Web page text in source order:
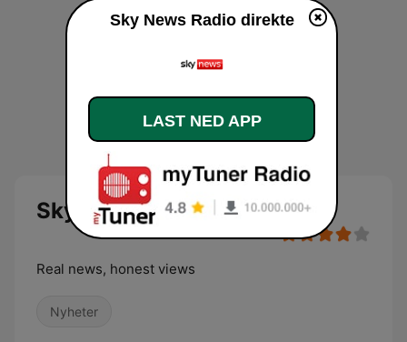
Sky News Radio
Real news, honest views
Nyheter
Sky News Radio direkte
LAST NED APP